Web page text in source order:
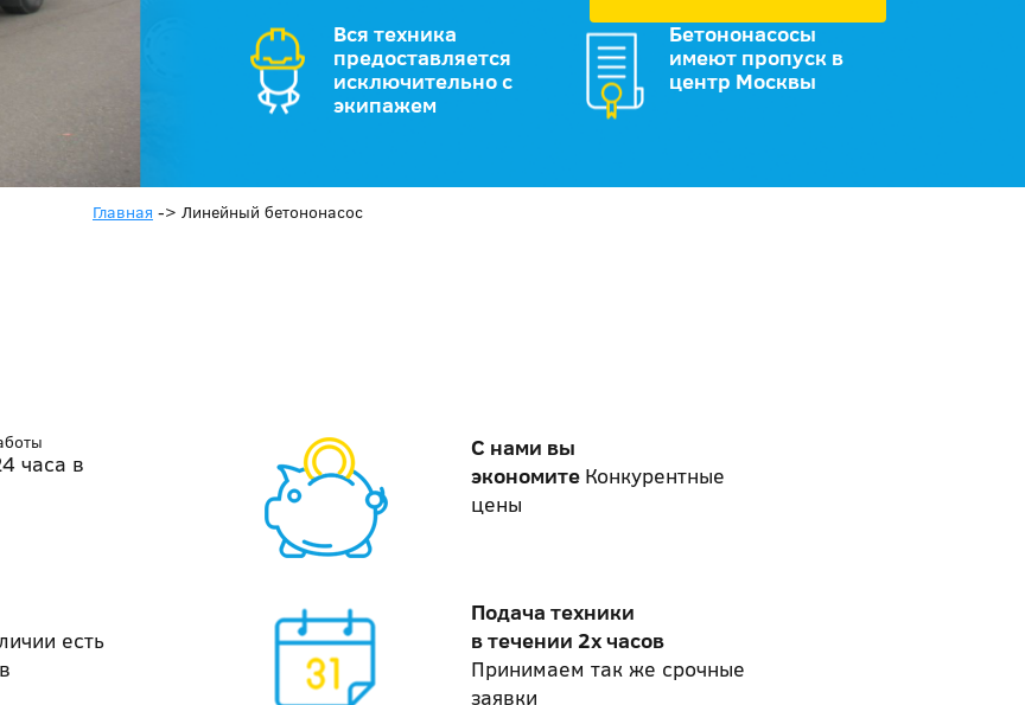
Вся техника
предоставляется
исключительно с
экипажем
Бетононасосы
имеют пропуск в
центр Москвы
Главная -> Линейный бетононасос
часа в
С нами вы
экономите Конкурентные
цены
есть
Подача техники
в течении 2х часов
Принимаем так же срочные
заявки